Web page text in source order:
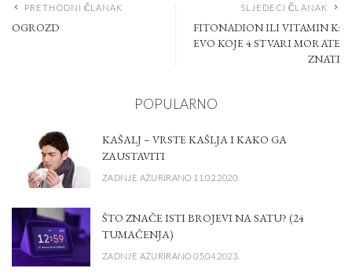
PRETHODNI ČLANAK
OGROZD
SLJEDEĆI ČLANAK
FITONADION ILI VITAMIN K:
EVO KOJE 4 STVARI MORATE
ZNATI
POPULARNO
KAŠALJ – VRSTE KAŠLJA I KAKO GA
ZAUSTAVITI
ZADNJE AŽURIRANO 11.02.2020.
ŠTO ZNAČE ISTI BROJEVI NA SATU? (24
TUMAČENJA)
ZADNJE AŽURIRANO 05.04.2023.